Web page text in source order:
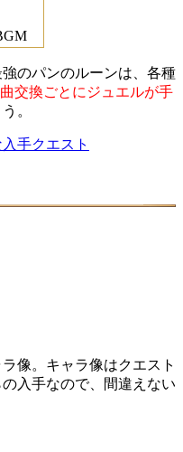
のパンのルーンは、各種
交換ごとにジュエルが手
。
手クエスト
像。キャラ像はクエスト
入手なので、間違えない